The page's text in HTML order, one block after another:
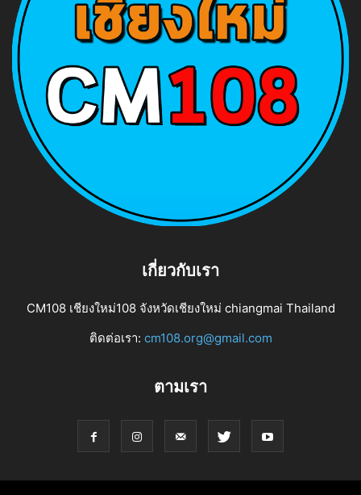
เกี่ยวกับเรา
CM108 เชียงใหม่108 จังหวัดเชียงใหม่ chiangmai Thailand
ติดต่อเรา: cm108.org@gmail.com
ตามเรา